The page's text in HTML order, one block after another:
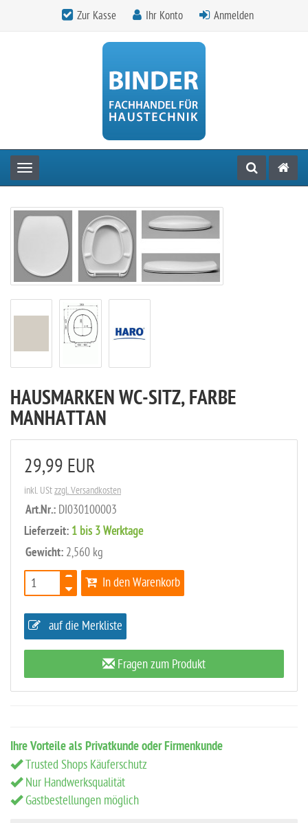
Zur Kasse Ihr Konto Anmelden
Toggle navigation
HAUSMARKEN WC-SITZ, FARBE
MANHATTAN
29,99 EUR
inkl. UStzzgl. Versandkosten
Art.Nr.: DI030100003
Lieferzeit: 1 bis 3 Werktage
Gewicht: 2,560 kg
In den Warenkorb
auf die Merkliste
Fragen zum Produkt
Ihre Vorteile als Privatkunde oder Firmenkunde
Trusted Shops Käuferschutz
Nur Handwerksqualität
Gastbestellungen möglich